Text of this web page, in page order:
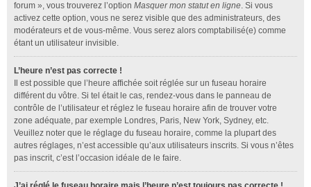
forum », vous trouverez l’option Masquer mon statut en ligne. Si vous
activez cette option, vous ne serez visible que des administrateurs, des
modérateurs et de vous-même. Vous serez alors comptabilisé(e) comme
étant un utilisateur invisible.
L’heure n’est pas correcte !
Il est possible que l’heure affichée soit réglée sur un fuseau horaire
différent du vôtre. Si tel était le cas, rendez-vous dans le panneau de
contrôle de l’utilisateur et réglez le fuseau horaire afin de trouver votre
zone adéquate, par exemple Londres, Paris, New York, Sydney, etc.
Veuillez noter que le réglage du fuseau horaire, comme la plupart des
autres réglages, n’est accessible qu’aux utilisateurs inscrits. Si vous n’êtes
pas inscrit, c’est l’occasion idéale de le faire.